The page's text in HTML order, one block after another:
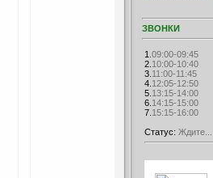
ЗВОНКИ
1. 09:00-09:45
2. 10:00-10:40
3. 11:00-11:45
4. 12:05-12:50
5. 13:15-14:00
6. 14:15-15:00
7. 15:15-16:00
Статус: Ждите...